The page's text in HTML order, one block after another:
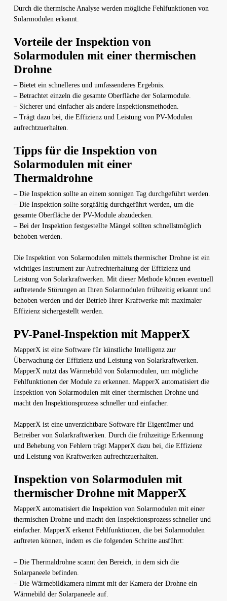
Durch die thermische Analyse werden mögliche Fehlfunktionen von
Solarmodulen erkannt.
Vorteile der Inspektion von
Solarmodulen mit einer thermischen
Drohne
– Bietet ein schnelleres und umfassenderes Ergebnis.
– Betrachtet einzeln die gesamte Oberfläche der Solarmodule.
– Sicherer und einfacher als andere Inspektionsmethoden.
– Trägt dazu bei, die Effizienz und Leistung von PV-Modulen
aufrechtzuerhalten.
Tipps für die Inspektion von
Solarmodulen mit einer
Thermaldrohne
– Die Inspektion sollte an einem sonnigen Tag durchgeführt werden.
– Die Inspektion sollte sorgfältig durchgeführt werden, um die
gesamte Oberfläche der PV-Module abzudecken.
– Bei der Inspektion festgestellte Mängel sollten schnellstmöglich
behoben werden.
Die Inspektion von Solarmodulen mittels thermischer Drohne ist ein
wichtiges Instrument zur Aufrechterhaltung der Effizienz und
Leistung von Solarkraftwerken. Mit dieser Methode können eventuell
auftretende Störungen an Ihren Solarmodulen frühzeitig erkannt und
behoben werden und der Betrieb Ihrer Kraftwerke mit maximaler
Effizienz sichergestellt werden.
PV-Panel-Inspektion mit MapperX
MapperX ist eine Software für künstliche Intelligenz zur
Überwachung der Effizienz und Leistung von Solarkraftwerken.
MapperX nutzt das Wärmebild von Solarmodulen, um mögliche
Fehlfunktionen der Module zu erkennen. MapperX automatisiert die
Inspektion von Solarmodulen mit einer thermischen Drohne und
macht den Inspektionsprozess schneller und einfacher.
MapperX ist eine unverzichtbare Software für Eigentümer und
Betreiber von Solarkraftwerken. Durch die frühzeitige Erkennung
und Behebung von Fehlern trägt MapperX dazu bei, die Effizienz
und Leistung von Kraftwerken aufrechtzuerhalten.
Inspektion von Solarmodulen mit
thermischer Drohne mit MapperX
MapperX automatisiert die Inspektion von Solarmodulen mit einer
thermischen Drohne und macht den Inspektionsprozess schneller und
einfacher. MapperX erkennt Fehlfunktionen, die bei Solarmodulen
auftreten können, indem es die folgenden Schritte ausführt:
– Die Thermaldrohne scannt den Bereich, in dem sich die
Solarpaneele befinden.
– Die Wärmebildkamera nimmt mit der Kamera der Drohne ein
Wärmebild der Solarpaneele auf.